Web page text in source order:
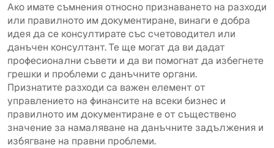
Ако имате съмнения относно признаването на разходи
или правилното им документиране, винаги е добра
идея да се консултирате със счетоводител или
данъчен консултант. Те ще могат да ви дадат
професионални съвети и да ви помогнат да избегнете
грешки и проблеми с данъчните органи.
Признатите разходи са важен елемент от
управлението на финансите на всеки бизнес и
правилното им документиране е от съществено
значение за намаляване на данъчните задължения и
избягване на правни проблеми.